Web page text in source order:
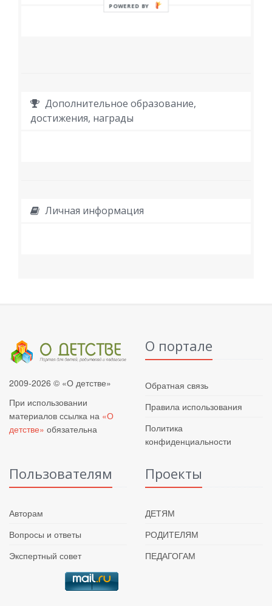
Дополнительное образование,
достижения, награды
Личная информация
2009-2026 © «О детстве»
При использовании
материалов ссылка на «О
детстве» обязательна
О портале
Обратная связь
Правила использования
Политика
конфиденциальности
Пользователям
Авторам
Вопросы и ответы
Экспертный совет
Проекты
ДЕТЯМ
РОДИТЕЛЯМ
ПЕДАГОГАМ
POWERED BY